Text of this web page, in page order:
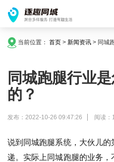
当前位置： 首页 > 新闻资讯 > 同城
同城跑腿行业
的？
发布：2022-10-26 09:47:26 阅读：
说到同城跑腿系统，大伙儿
递。实际上同城跑腿的业务